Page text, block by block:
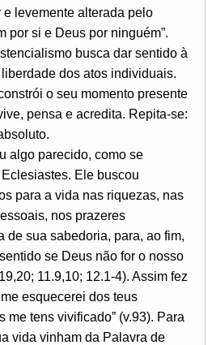
levemente alterada pelo
por si e Deus por ninguém”.
busca dar sentido à
dos atos individuais.
o seu momento presente
pensa e acredita. Repita-se:
algo parecido, como se
Ele buscou
para a vida nas riquezas, nas
nos prazeres
de sua sabedoria, para, ao fim,
se Deus não for o nosso
11.9,10; 12.1-4). Assim fez
esquecerei dos teus
me tens vivificado” (v.93). Para
vida vinham da Palavra de